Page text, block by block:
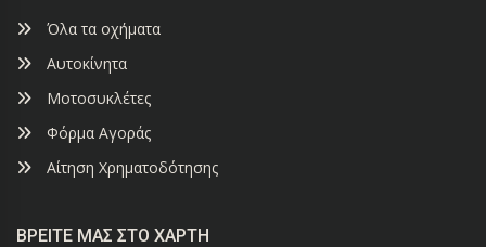
Όλα τα οχήματα
Αυτοκίνητα
Μοτοσυκλέτες
Φόρμα Αγοράς
Αίτηση Χρηματοδότησης
ΒΡΕΊΤΕ ΜΑΣ ΣΤΟ ΧΆΡΤΗ